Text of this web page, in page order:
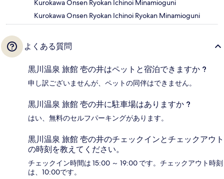
Kurokawa Onsen Ryokan Ichinoi Minamioguni
Kurokawa Onsen Ryokan Ichinoi Ryokan Minamioguni
よくある質問
黒川温泉 旅館 壱の井はペットと宿泊できますか ?
申し訳ございませんが、ペットの同伴はできません。
黒川温泉 旅館 壱の井に駐車場はありますか ?
はい、無料のセルフパーキングがあります。
黒川温泉 旅館 壱の井のチェックインとチェックアウト
の時刻を教えてください。
チェックイン時間は 15:00 ～ 19:00 です。チェックアウト時刻
は、10:00です。